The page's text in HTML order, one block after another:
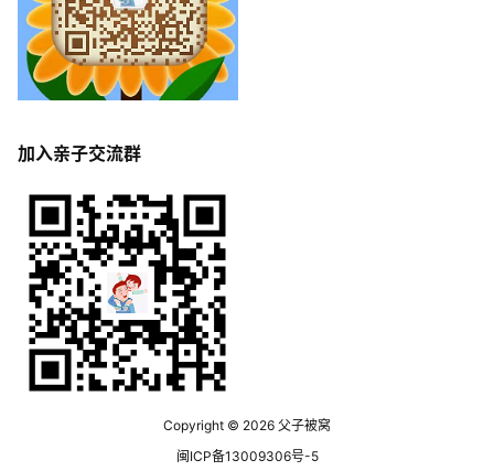
加入亲子交流群
Copyright © 2026 父子被窝
闽ICP备13009306号-5